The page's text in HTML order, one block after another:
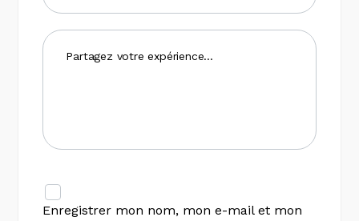
Enregistrer mon nom, mon e-mail et mon